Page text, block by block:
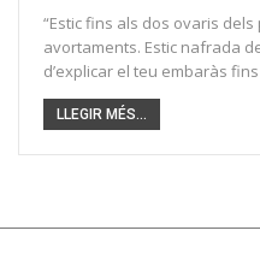
“Estic fins als dos ovaris
avortaments. Estic nafrada
d’explicar el teu embaràs
LLEGIR MÉS...